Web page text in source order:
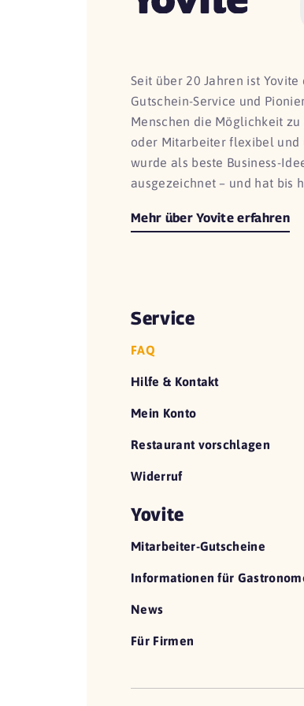
Seit über 20 Jahren ist
Gutschein-Service und
Menschen die Möglichkeit
oder Mitarbeiter flexibel und
wurde als beste Business-
ausgezeichnet – und hat bis
Mehr über Yovite erfahren
Service
FAQ
Hilfe & Kontakt
Mein Konto
Restaurant vorschlagen
Widerruf
Yovite
Mitarbeiter-Gutscheine
Informationen für
News
Für Firmen